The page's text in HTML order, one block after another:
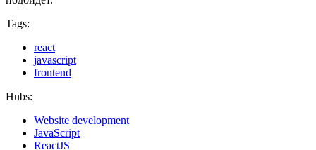
Tags:
react
javascript
frontend
Hubs:
Website development
JavaScript
ReactJS